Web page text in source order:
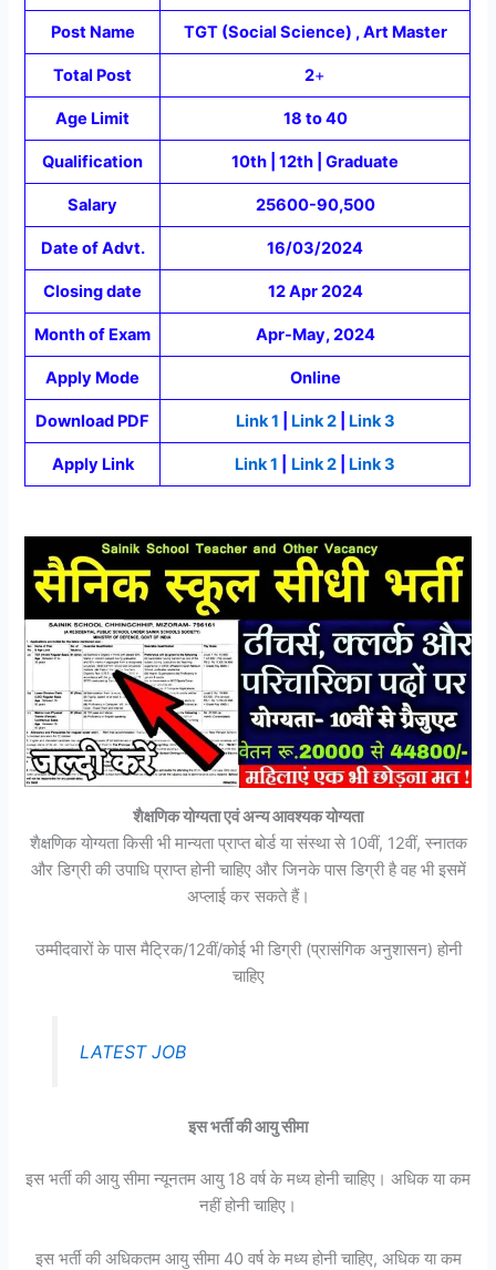
Post Name TGT (Social Science) , Art Master
Total Post 2+
Age Limit 18 to 40
Qualification 10th | 12th | Graduate
Salary 25600-90,500
Date of Advt. 16/03/2024
Closing date 12 Apr 2024
Month of Exam Apr-May, 2024
Apply Mode Online
Download PDF Link 1 Link 2| Link 3
Apply Link Link 1 Link 2 Link 3
शैक्षणिक योग्यता एवं अन्य आवश्यक योग्यता
शैक्षणिक योग्यता किसी भी मान्यता प्राप्त बोर्ड या संस्था से 10वीं, 12वीं, स्नातक
और डिग्री की उपाधि प्राप्त होनी चाहिए और जिनके पास डिग्री है वह भी इसमें
अप्लाई कर सकते हैं।
उम्मीदवारों के पास मैट्रिक/12वीं/कोई भी डिग्री (प्रासंगिक अनुशासन) होनी
चाहिए
LATEST JOB
इस भर्ती की आयु सीमा
इस भर्ती की आयु सीमा न्यूनतम आयु 18 वर्ष के मध्य होनी चाहिए। अधिक या कम
नहीं होनी चाहिए।
इस भर्ती की अधिकतम आयु सीमा 40 वर्ष के मध्य होनी चाहिए, अधिक या कम